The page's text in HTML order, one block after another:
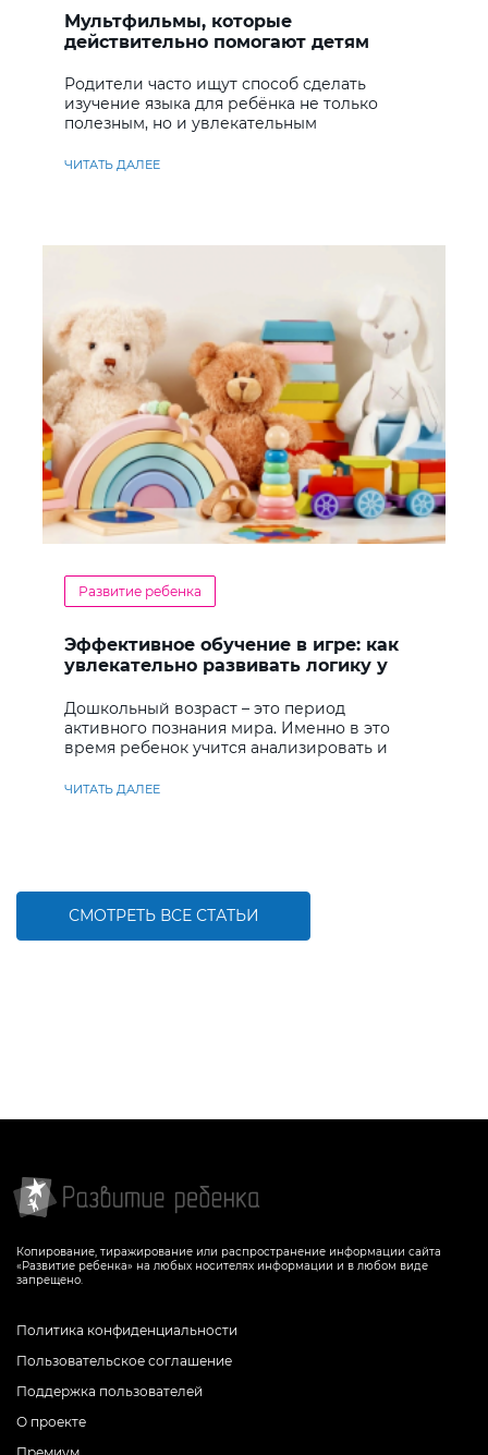
Мультфильмы, которые
действительно помогают детям
Родители часто ищут способ сделать
изучение языка для ребёнка не только
полезным, но и увлекательным
ЧИТАТЬ ДАЛЕЕ
Развитие ребенка
Эффективное обучение в игре: как
увлекательно развивать логику у
Дошкольный возраст – это период
активного познания мира. Именно в это
время ребенок учится анализировать и
ЧИТАТЬ ДАЛЕЕ
СМОТРЕТЬ ВСЕ СТАТЬИ
Копирование, тиражирование или распространение информации сайта
«Развитие ребенка» на любых носителях информации и в любом виде
запрещено.
Политика конфиденциальности
Пользовательское соглашение
Поддержка пользователей
О проекте